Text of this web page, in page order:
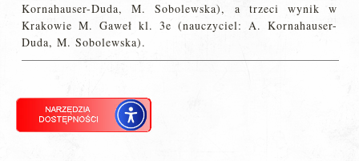
Kornahauser-Duda, M. Sobolewska), a trzeci wynik w
Krakowie M. Gaweł kl. 3e (nauczyciel: A. Kornahauser-
Duda, M. Sobolewska).